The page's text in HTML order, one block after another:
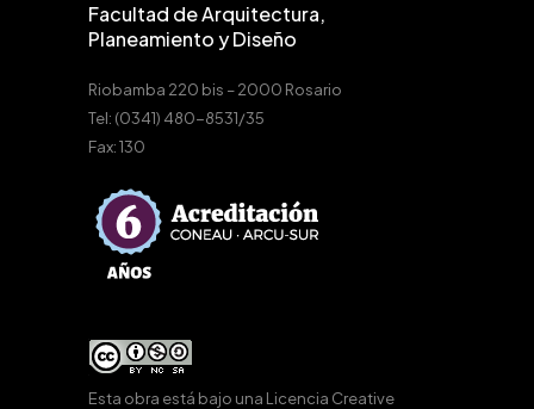
Facultad de Arquitectura,
Planeamiento y Diseño
Riobamba 220 bis – 2000 Rosario
Tel: (0341) 480-8531/35
Fax: 130
Esta obra está bajo una Licencia Creative